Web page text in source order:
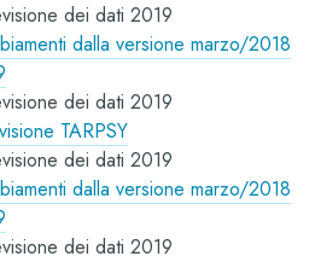
dei dati 2019
dalla versione marzo/2018
dei dati 2019
TARPSY
dei dati 2019
dalla versione marzo/2018
dei dati 2019